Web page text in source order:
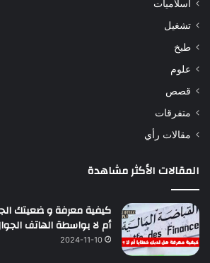
اسلاميات
تشغيل
طبخ
علوم
قصص
متفرقات
مقالات رأي
المقالات الأكثر مشاهدة
كيفية معرفة و ضعيتك
أم لا بواسطة الهاتف
2024-11-10